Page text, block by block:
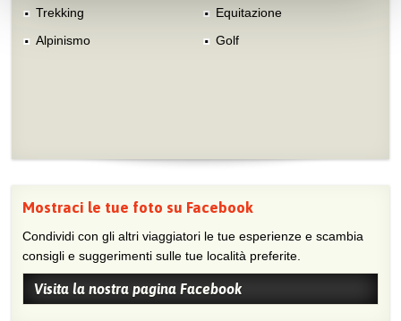
Trekking
Equitazione
Alpinismo
Golf
Mostraci le tue foto su Facebook
Condividi con gli altri viaggiatori le tue esperienze e scambia
consigli e suggerimenti sulle tue località preferite.
Visita la nostra pagina Facebook